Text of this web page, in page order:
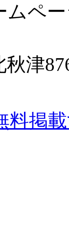
ムペ
津
料掲